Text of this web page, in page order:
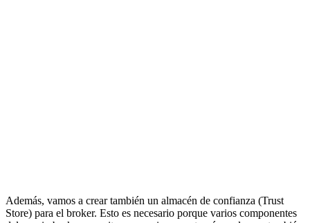
Además, vamos a crear también un almacén de confianza (Trust
Store) para el broker. Esto es necesario porque varios componentes